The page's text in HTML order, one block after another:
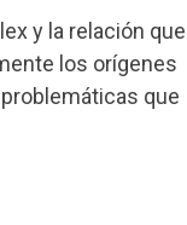
y la relación que
los orígenes
que